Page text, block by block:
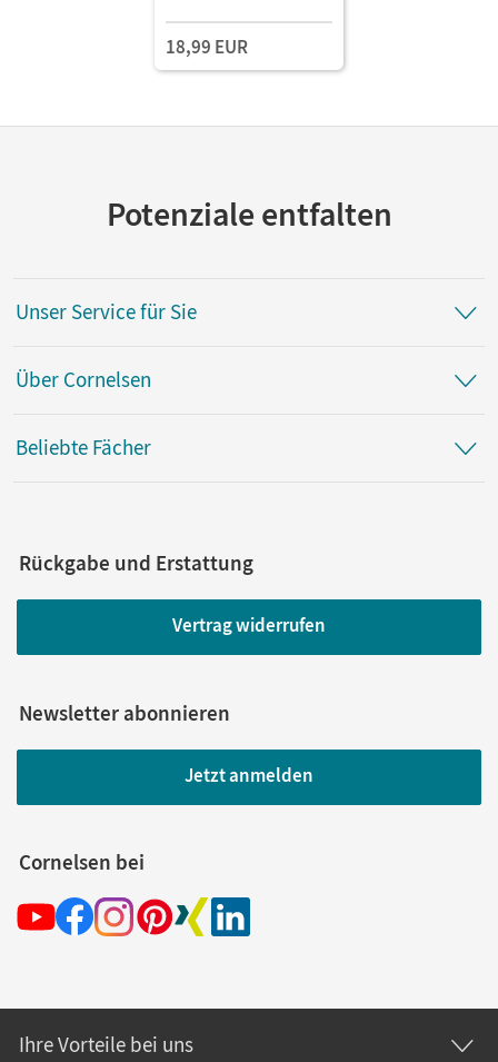
18,99 EUR
Potenziale entfalten
Unser Service für Sie
Über Cornelsen
Beliebte Fächer
Rückgabe und Erstattung
Vertrag widerrufen
Newsletter abonnieren
Jetzt anmelden
Cornelsen bei
Ihre Vorteile bei uns